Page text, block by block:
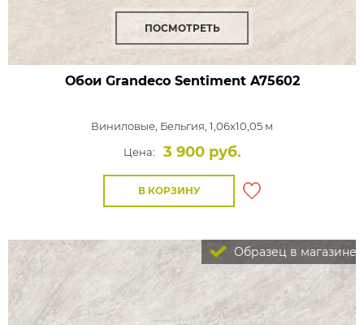
ПОСМОТРЕТЬ
Обои Grandeco SentimentA75602
Виниловые, Бельгия, 1,06x10,05 м
Цена:
3 900 руб.
В КОРЗИНУ
Образец в магазине